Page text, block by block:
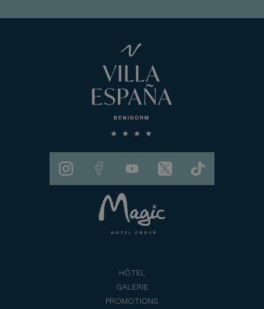
HÔTEL
GALERIE
PROMOTIONS